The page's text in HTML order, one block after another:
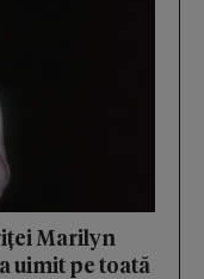
Marilyn
uimit pe toată